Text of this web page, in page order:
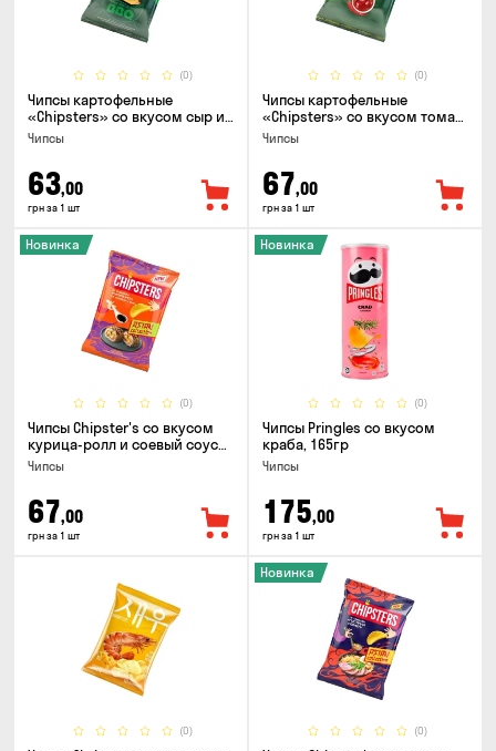
(0)
Чипсы картофельные
«Chipsters» со вкусом сыр и
лук, 95г
Чипсы
63,00
грн за 1 шт
(0)
Чипсы картофельные
«Chipsters» со вкусом томат
спайси, 95г
Чипсы
67,00
грн за 1 шт
(0)
Новинка
Чипсы Chipster's со вкусом
курица-ролл и соевый соус
90г
Чипсы
67,00
грн за 1 шт
(0)
Новинка
Чипсы Pringles со вкусом
краба, 165гр
Чипсы
175,00
грн за 1 шт
(0) (0)
Новинка